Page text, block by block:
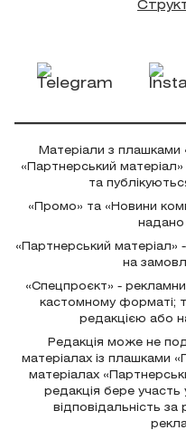
Матеріали з плашками
«Партнерський
та
«Промо» та «Новини
надано
«Партнерський матеріал»
на
«Спецпроєкт» -
кастомному форматі;
редакцією або
Редакція може не
матеріалах із плашками
матеріалах
редакція бере участь
відповідальність